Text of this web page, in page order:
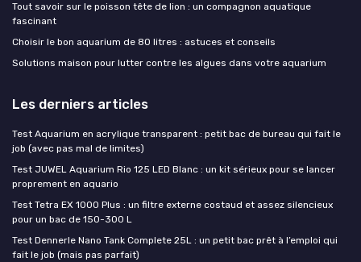
Tout savoir sur le poisson tête de lion : un compagnon aquatique
fascinant
Choisir le bon aquarium de 80 litres : astuces et conseils
Solutions maison pour lutter contre les algues dans votre aquarium
Les derniers articles
Test Aquarium en acrylique transparent : petit bac de bureau qui fait le
job (avec pas mal de limites)
Test JUWEL Aquarium Rio 125 LED Blanc : un kit sérieux pour se lancer
proprement en aquario
Test Tetra EX 1000 Plus : un filtre externe costaud et assez silencieux
pour un bac de 150-300 L
Test Dennerle Nano Tank Complete 25L : un petit bac prêt à l’emploi qui
fait le job (mais pas parfait)